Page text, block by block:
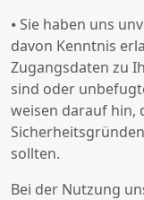
⦁ Sie haben uns
davon Kenntnis
Zugangsdaten zu
sind oder
weisen darauf hin,
sollten.
Bei der Nutzung